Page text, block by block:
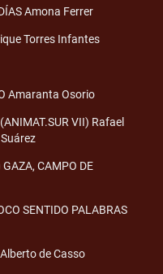
Amona Ferrer
Torres Infantes
Amaranta Osorio
VII) Rafael
CAMPO DE
SENTIDO PALABRAS
de Casso